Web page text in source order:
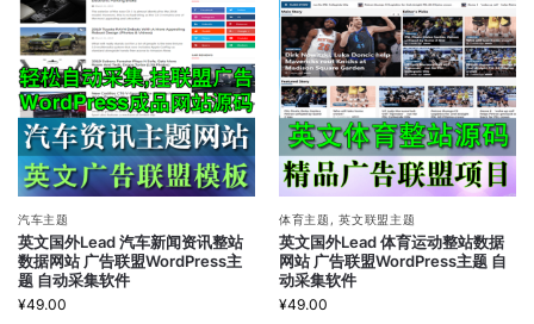
汽车主题
英文国外Lead 汽车新闻资讯整站
数据网站 广告联盟WordPress主
题 自动采集软件
¥49.00
体育主题 ,英文联盟主题
英文国外Lead 体育运动整站数据
网站 广告联盟WordPress主题 自
动采集软件
¥49.00